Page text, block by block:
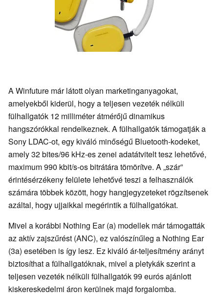
A Winfuture már látott olyan marketinganyagokat,
amelyekből kiderül, hogy a teljesen vezeték nélküli
fülhallgatók 12 milliméter átmérőjű dinamikus
hangszórókkal rendelkeznek. A fülhallgatók támogatják a
Sony LDAC-ot, egy kiváló minőségű Bluetooth-kodeket,
amely 32 bites/96 kHz-es zenei adatátvitelt tesz lehetővé,
maximum 990 kbit/s-os bitrátára tömörítve. A „szár”
érintésérzékeny felülete lehetővé teszi a felhasználók
számára többek között, hogy hangjegyzeteket rögzítsenek
azáltal, hogy ujjaikkal megérintik a fülhallgatókat.
Mivel a korábbi Nothing Ear (a) modellek már támogatták
az aktív zajszűrést (ANC), ez valószínűleg a Nothing Ear
(3a) esetében is így lesz. Ez kiváló ár-teljesítmény arányt
biztosíthat a fülhallgatóknak, mivel a pletykák szerint a
teljesen vezeték nélküli fülhallgatók 99 eurós ajánlott
kiskereskedelmi áron kerülnek majd forgalomba.